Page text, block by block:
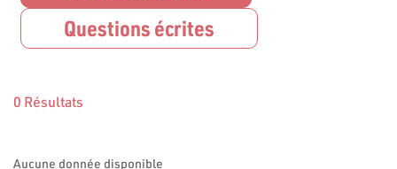
Questions écrites
0 Résultats
Aucune donnée disponible